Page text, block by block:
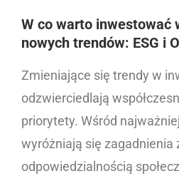
W co warto inwestować
nowych trendów: ESG i
Zmieniające się trendy w
odzwierciedlają
priorytety. Wśród
wyróżniają się zagadnienia
odpowiedzialnością